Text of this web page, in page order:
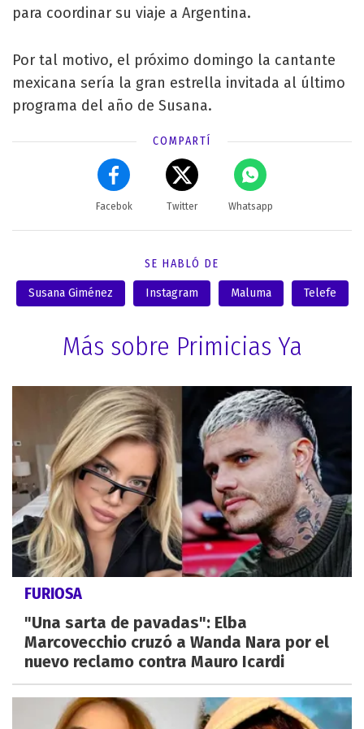
para coordinar su viaje a Argentina.
Por tal motivo, el próximo domingo la cantante
mexicana sería la gran estrella invitada al último
programa del año de Susana.
COMPARTÍ
Facebok Twitter Whatsapp
SE HABLÓ DE
Susana Giménez Instagram Maluma Telefe
Más sobre Primicias Ya
FURIOSA
"Una sarta de pavadas": Elba
Marcovecchio cruzó a Wanda Nara por el
nuevo reclamo contra Mauro Icardi